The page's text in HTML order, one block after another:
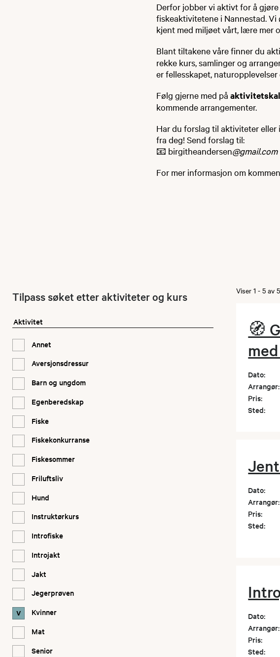
Derfor jobber vi aktivt for å
fiskeaktivitetene i Nannestad.
kjent med miljøet vårt, lære mer
Blant tiltakene våre finner du
rekke kurs, samlinger og
er fellesskapet,
Følg gjerne med på
kommende arrangementer.
Har du forslag til aktiviteter
fra deg! Send forslag til:
📧 birgitheandersen@gmail.com
For mer informasjon om
Tilpass søket etter aktiviteter og kurs
Aktivitet
Annet
Aversjonsdressur
Barn og ungdom
Egenberedskap
Fiske
Fiskekonkurranse
Fiskesommer
Friluftsliv
Hund
Instruktørkurs
Introfiske
Introjakt
Jakt
Jegerprøven
Kvinner
Mat
Senior
Viser1- 5av5
🧭
Dato:
Arrangør:
Pris:
Sted:
Dato:
Arrangør:
Pris:
Sted:
Dato:
Arrangør:
Pris:
Sted: